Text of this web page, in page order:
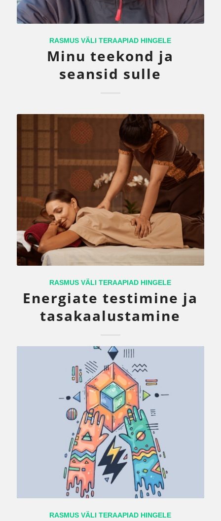
RASMUS VÄLI TERAAPIAD HINGELE
Minu teekond ja
seansid sulle
RASMUS VÄLI TERAAPIAD HINGELE
Energiate testimine ja
tasakaalustamine
RASMUS VÄLI TERAAPIAD HINGELE